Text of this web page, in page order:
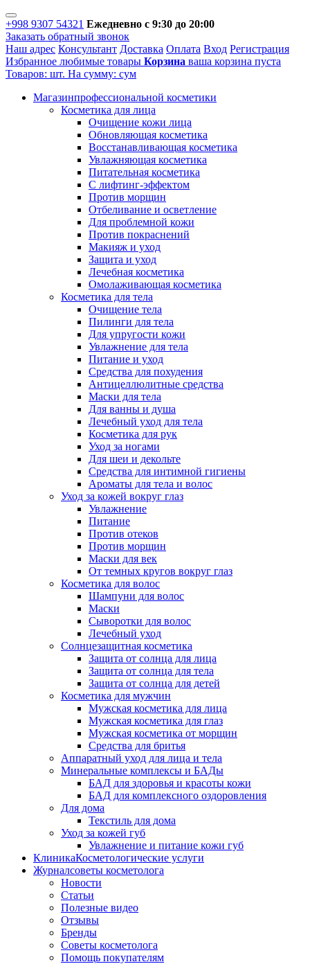
+998 9307 54321 Ежедневно с 9:30 до 20:00
Заказать обратный звонок
Наш адрес Консультант Доставка Оплата Вход Регистрация
Избранное любимые товары Корзина ваша корзина пуста
Товаров: шт. На сумму: сум
Магазинпрофессиональной косметики
Косметика для лица
Очищение кожи лица
Обновляющая косметика
Восстанавливающая косметика
Увлажняющая косметика
Питательная косметика
С лифтинг-эффектом
Против морщин
Отбеливание и осветление
Для проблемной кожи
Против покраснений
Макияж и уход
Защита и уход
Лечебная косметика
Омолаживающая косметика
Косметика для тела
Очищение тела
Пилинги для тела
Для упругости кожи
Увлажнение для тела
Питание и уход
Средства для похудения
Антицеллюлитные средства
Маски для тела
Для ванны и душа
Лечебный уход для тела
Косметика для рук
Уход за ногами
Для шеи и декольте
Средства для интимной гигиены
Ароматы для тела и волос
Уход за кожей вокруг глаз
Увлажнение
Питание
Против отеков
Против морщин
Маски для век
От темных кругов вокруг глаз
Косметика для волос
Шампуни для волос
Маски
Сыворотки для волос
Лечебный уход
Солнцезащитная косметика
Защита от солнца для лица
Защита от солнца для тела
Защита от солнца для детей
Косметика для мужчин
Мужская косметика для лица
Мужская косметика для глаз
Мужская косметика от морщин
Средства для бритья
Аппаратный уход для лица и тела
Минеральные комплексы и БАДы
БАД для здоровья и красоты кожи
БАД для комплексного оздоровления
Для дома
Текстиль для дома
Уход за кожей губ
Увлажнение и питание кожи губ
КлиникаКосметологические услуги
Журналсоветы косметолога
Новости
Статьи
Полезные видео
Отзывы
Бренды
Советы косметолога
Помощь покупателям